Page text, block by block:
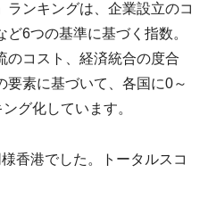
ランキングは、企業設立のコ
6つの基準に基づく指数。
のコスト、経済統合の度合
要素に基づいて、各国に0～
グ化しています。
香港でした。トータルスコ